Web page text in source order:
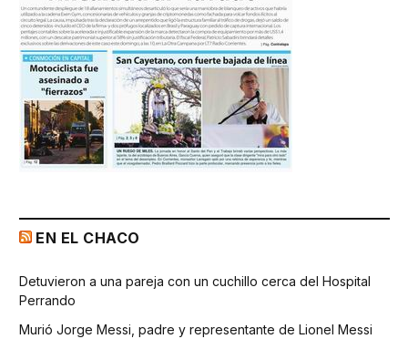
EN EL CHACO
Detuvieron a una pareja con un cuchillo cerca del Hospital
Perrando
Murió Jorge Messi, padre y representante de Lionel Messi